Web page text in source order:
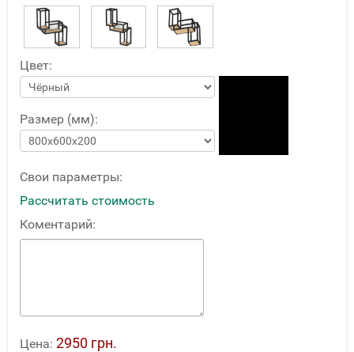
Цвет:
Размер (мм):
Свои параметры:
Рассчитать стоимость
Коментарий:
Цена: 2950 грн.